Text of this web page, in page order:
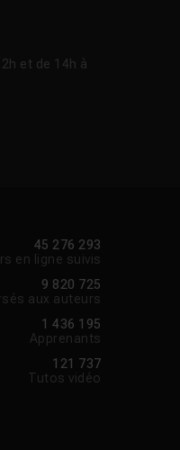
et de 14h à
45 276 293
en ligne suivis
9 820 725
aux auteurs
1 436 195
Apprenants
121 737
Tutos vidéo